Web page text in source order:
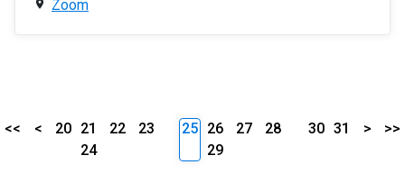
Zoom
<< < 20 21 22
23
24
25 26 27
28
29
30 31 > >>